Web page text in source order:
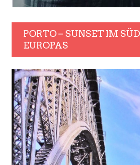
PORTO – SUNSET IM
EUROPAS